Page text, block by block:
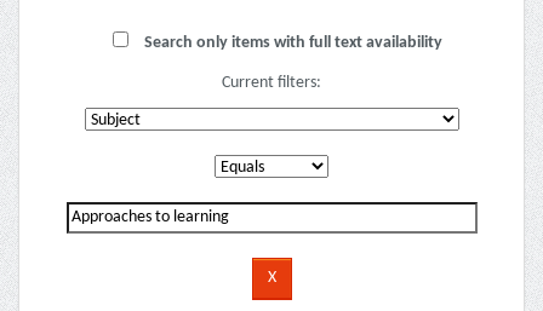
Search only items with full text availability
Current filters: